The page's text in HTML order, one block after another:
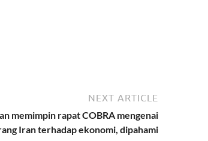
NEXT ARTICLE
memimpin rapat COBRA mengenai
Iran terhadap ekonomi, dipahami